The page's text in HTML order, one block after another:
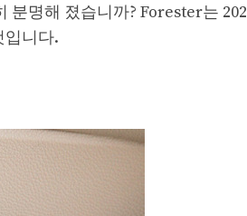
명해 졌습니까? Forester는
입니다.